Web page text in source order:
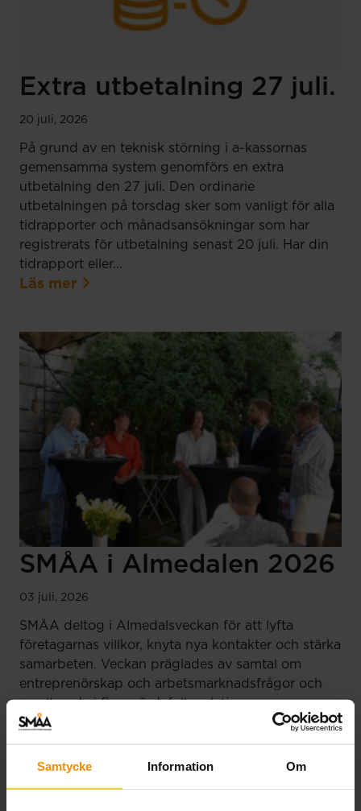
Samtycke Information Om
Extra utbetalning 27 juli.
20 juli, 2026
På grund av en teknisk störning i a-kassornas
gemensamma system genomförs en extra
utbetalning den 27 juli. Den ordinarie
utbetalningen på torsdag sker som vanligt för alla
tidrapporter och månadsansökningar som har
registrerats för utbetalning senast 20 juli. Har din
tidrapport eller…
Läs mer
SMÅA i Almedalen 2026
03 juli, 2026
SMÅA deltog i Almedalsveckan för att lyfta
företagarnas villkor, knyta nya kontakter och stärka
samarbeten. Veckan präglades av samtal om
entreprenörskap och arbetsmarknadsfrågor och
resulterade i flera värdefulla relationer.
Läs mer